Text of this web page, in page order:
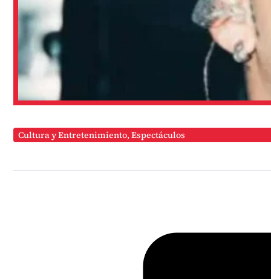
Cultura y Entretenimiento,Espectáculos